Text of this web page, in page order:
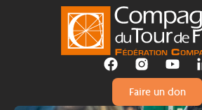
Faire un don